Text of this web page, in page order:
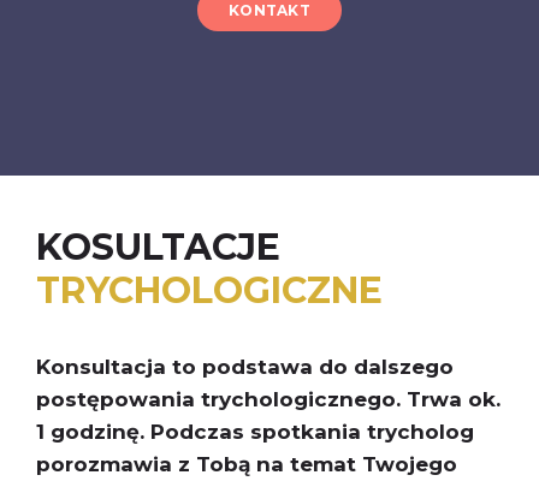
KONTAKT
KOSULTACJE
TRYCHOLOGICZNE
Konsultacja to podstawa do dalszego
postępowania trychologicznego. Trwa ok.
1 godzinę. Podczas spotkania trycholog
porozmawia z Tobą na temat Twojego